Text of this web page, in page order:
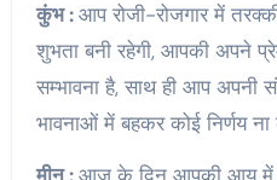
कुंभ :आप रोजी-रोजगार में
शुभता बनी रहेगी, आपकी अपने
सम्भावना है, साथ ही आप अपनी
भावनाओं में बहकर कोई निर्णय